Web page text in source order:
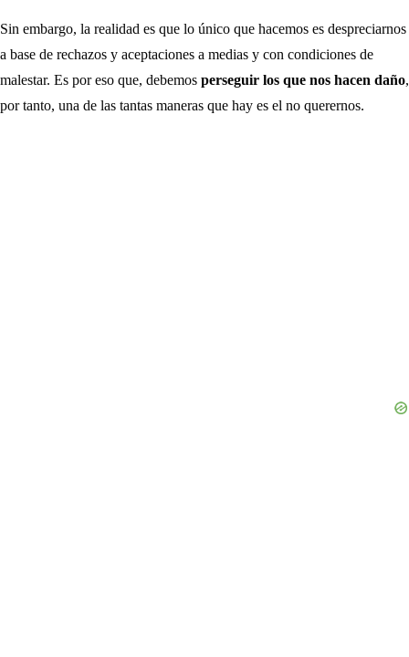
Sin embargo, la realidad es que lo único que hacemos es despreciarnos
a base de rechazos y aceptaciones a medias y con condiciones de
malestar. Es por eso que, debemos perseguir los que nos hacen daño,
por tanto, una de las tantas maneras que hay es el no querernos.